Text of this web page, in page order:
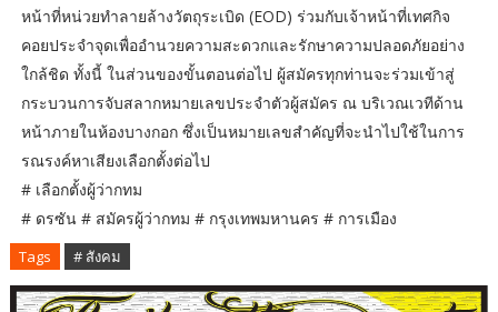
หน้าที่หน่วยทำลายล้างวัตถุระเบิด (EOD) ร่วมกับเจ้าหน้าที่เทศกิจ
คอยประจำจุดเพื่ออำนวยความสะดวกและรักษาความปลอดภัยอย่าง
ใกล้ชิด ทั้งนี้ ในส่วนของขั้นตอนต่อไป ผู้สมัครทุกท่านจะร่วมเข้าสู่
กระบวนการจับสลากหมายเลขประจำตัวผู้สมัคร ณ บริเวณเวทีด้าน
หน้าภายในห้องบางกอก ซึ่งเป็นหมายเลขสำคัญที่จะนำไปใช้ในการ
รณรงค์หาเสียงเลือกตั้งต่อไป
​# เลือกตั้งผู้ว่ากทม
# ดรซัน # สมัครผู้ว่ากทม # กรุงเทพมหานคร # การเมือง
Tags # สังคม